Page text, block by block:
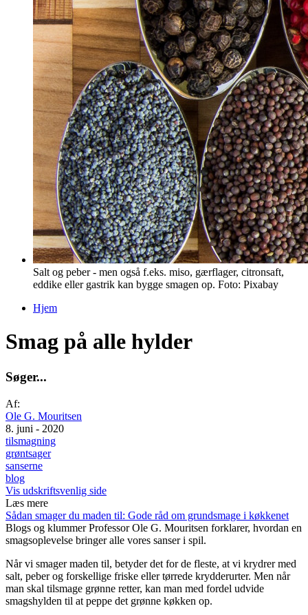
Salt og peber - men også f.eks. miso, gærflager, citronsaft,
eddike eller gastrik kan bygge smagen op. Foto: Pixabay
Hjem
Smag på alle hylder
Søger...
Af:
Ole G. Mouritsen
8. juni - 2020
tilsmagning
grøntsager
sanserne
blog
Vis udskriftsvenlig side
Læs mere
Sådan smager du maden til: Gode råd om grundsmage i køkkenet
Blogs og klummerProfessor Ole G. Mouritsen forklarer, hvordan en
smagsoplevelse bringer alle vores sanser i spil.
Når vi smager maden til, betyder det for de fleste, at vi krydrer med
salt, peber og forskellige friske eller tørrede krydderurter. Men når
man skal tilsmage grønne retter, kan man med fordel udvide
smagshylden til at peppe det grønne køkken op.